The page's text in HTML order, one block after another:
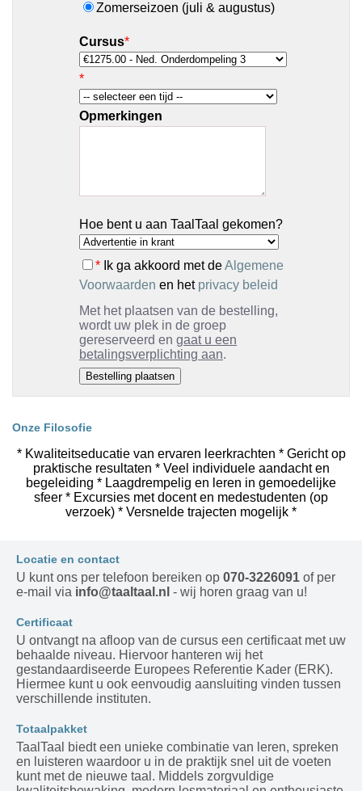
Zomerseizoen (juli & augustus)
Cursus*
*
Opmerkingen
Hoe bent u aan TaalTaal gekomen?
* Ik ga akkoord met deAlgemene
Voorwaarden en het privacy beleid
Met het plaatsen van de bestelling,
wordt uw plek in de groep
gereserveerd en gaat u een
betalingsverplichting aan.
Onze Filosofie
* Kwaliteitseducatie van ervaren leerkrachten * Gericht op
praktische resultaten * Veel individuele aandacht en
begeleiding * Laagdrempelig en leren in gemoedelijke
sfeer * Excursies met docent en medestudenten (op
verzoek) * Versnelde trajecten mogelijk *
Locatie en contact
U kunt ons per telefoon bereiken op 070-3226091 of per
e-mail via info@taaltaal.nl - wij horen graag van u!
Certificaat
U ontvangt na afloop van de cursus een certificaat met uw
behaalde niveau. Hiervoor hanteren wij het
gestandaardiseerde Europees Referentie Kader (ERK).
Hiermee kunt u ook eenvoudig aansluiting vinden tussen
verschillende instituten.
Totaalpakket
TaalTaal biedt een unieke combinatie van leren, spreken
en luisteren waardoor u in de praktijk snel uit de voeten
kunt met de nieuwe taal. Middels zorgvuldige